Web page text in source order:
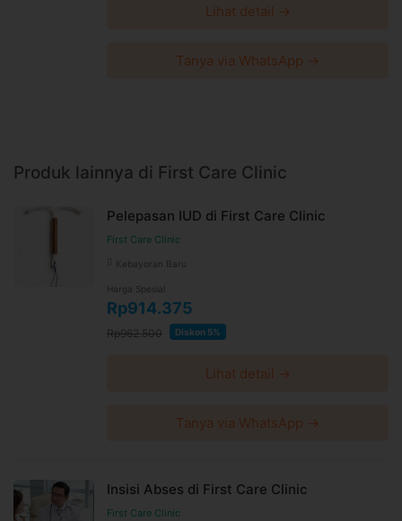
Lihat detail →
Tanya via WhatsApp →
Produk lainnya di First Care Clinic
Pelepasan IUD di First Care Clinic
First Care Clinic
Kebayoran Baru
Harga Spesial
Rp914.375
Rp962.500 Diskon 5%
Lihat detail →
Tanya via WhatsApp →
Insisi Abses di First Care Clinic
First Care Clinic